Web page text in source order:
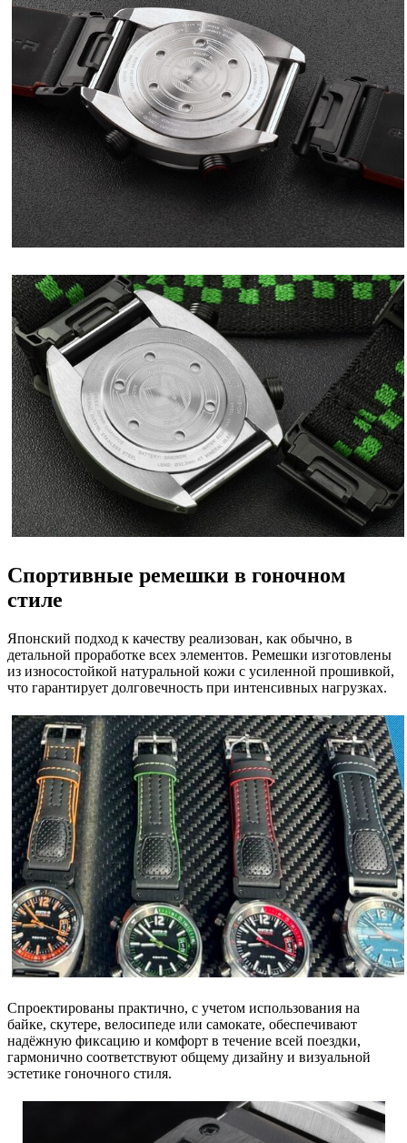
Спортивные ремешки в гоночном
стиле
Японский подход к качеству реализован, как обычно, в
детальной проработке всех элементов. Ремешки изготовлены
из износостойкой натуральной кожи с усиленной прошивкой,
что гарантирует долговечность при интенсивных нагрузках.
Спроектированы практично, с учетом использования на
байке, скутере, велосипеде или самокате, обеспечивают
надёжную фиксацию и комфорт в течение всей поездки,
гармонично соответствуют общему дизайну и визуальной
эстетике гоночного стиля.